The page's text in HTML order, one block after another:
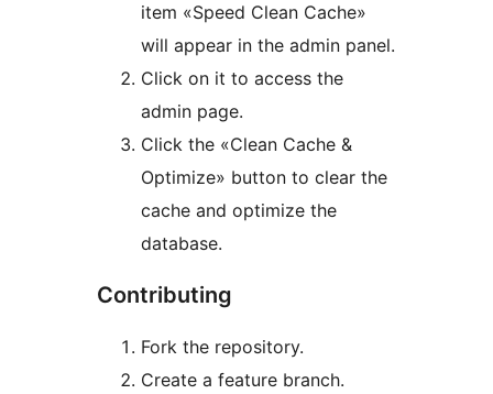
item «Speed Clean Cache»
will appear in the admin panel.
Click on it to access the
admin page.
Click the «Clean Cache &
Optimize» button to clear the
cache and optimize the
database.
Contributing
Fork the repository.
Create a feature branch.